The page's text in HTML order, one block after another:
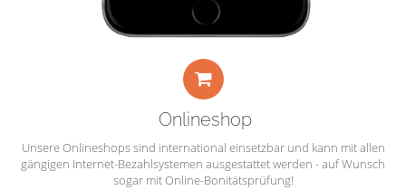
Onlineshop
Unsere Onlineshops sind international einsetzbar und kann mit allen
gängigen Internet-Bezahlsystemen ausgestattet werden - auf Wunsch
sogar mit Online-Bonitätsprüfung!